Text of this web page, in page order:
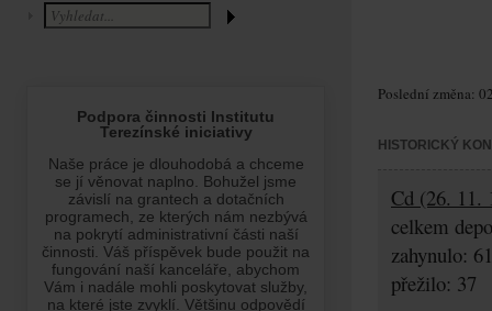
Poslední změna:
HISTORICKÝ
Cd (26. 11.
celkem
zahynulo:
přežilo: 37